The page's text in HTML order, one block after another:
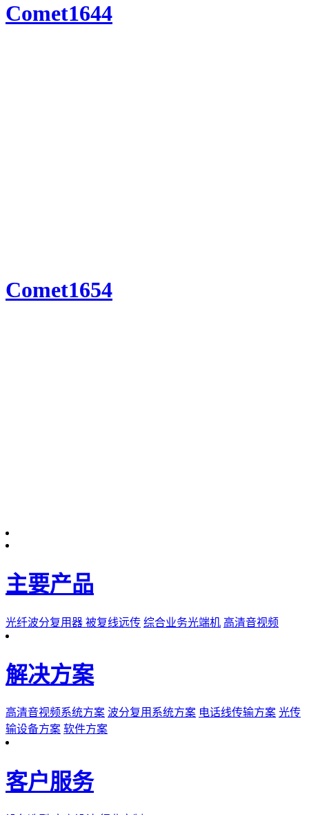
Comet1644
Comet1654
主要产品
光纤波分复用器 被复线远传 综合业务光端机 高清音视频
解决方案
高清音视频系统方案 波分复用系统方案 电话线传输方案 光传
输设备方案 软件方案
客户服务